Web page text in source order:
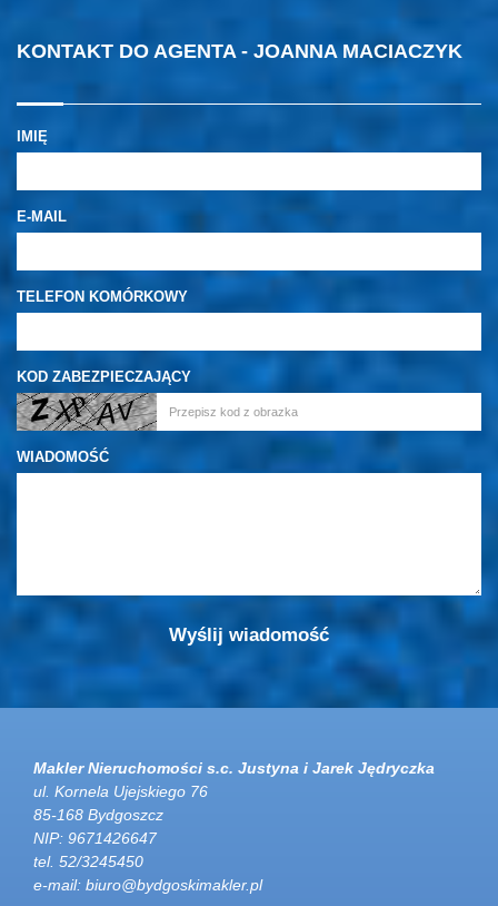
KONTAKT DO AGENTA - JOANNA MACIACZYK
IMIĘ
E-MAIL
TELEFON KOMÓRKOWY
KOD ZABEZPIECZAJĄCY
WIADOMOŚĆ
Makler Nieruchomości s.c. Justyna i Jarek Jędryczka
ul. Kornela Ujejskiego 76
85-168 Bydgoszcz
NIP: 9671426647
tel. 52/3245450
e-mail: biuro@bydgoskimakler.pl